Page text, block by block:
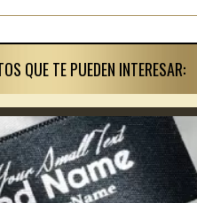
QUE TE PUEDEN INTERESAR: